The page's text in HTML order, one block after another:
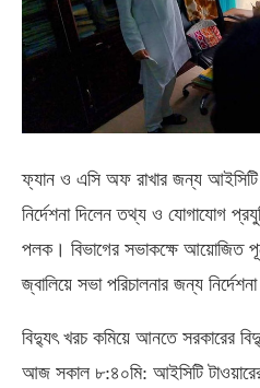
ফ্যান ও এসি অফ রাখার জন্য আইসিটি
নির্দেশনা দিলেন তথ্য ও যোগাযোগ
পলক। বিভাগের সভাকক্ষে আয়োজিত
জ্বালিয়ে সভা পরিচালনার জন্য
বিদ্যুৎ খরচ কমিয়ে আনতে সরকারের
আজ সকাল ৮:৪০মি: আইসিটি